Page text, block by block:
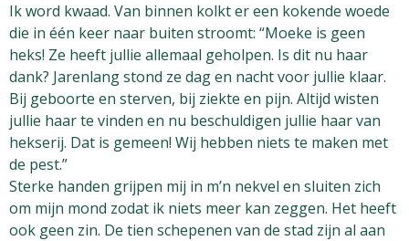
Ik word kwaad. Van binnen kolkt er een kokende woede
die in één keer naar buiten stroomt: “Moeke is geen
heks! Ze heeft jullie allemaal geholpen. Is dit nu haar
dank? Jarenlang stond ze dag en nacht voor jullie klaar.
Bij geboorte en sterven, bij ziekte en pijn. Altijd wisten
jullie haar te vinden en nu beschuldigen jullie haar van
hekserij. Dat is gemeen! Wij hebben niets te maken met
de pest.”
Sterke handen grijpen mij in m’n nekvel en sluiten zich
om mijn mond zodat ik niets meer kan zeggen. Het heeft
ook geen zin. De tien schepenen van de stad zijn al aan